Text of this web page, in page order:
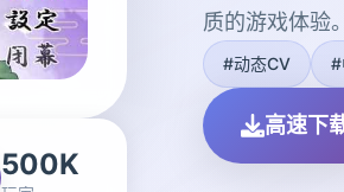
500K
质的游戏体验。
#动态CV #
高速下